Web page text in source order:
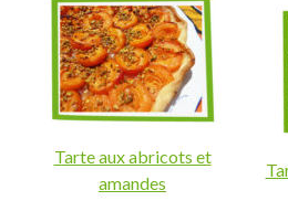
Tarte aux abricots et
amandes